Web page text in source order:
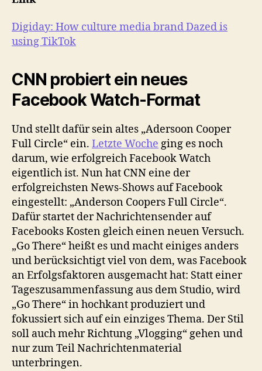
Digiday: How culture media brand Dazed is
using TikTok
CNN probiert ein neues
Facebook Watch-Format
Und stellt dafür sein altes „Adersoon Cooper
Full Circle“ ein. Letzte Woche ging es noch
darum, wie erfolgreich Facebook Watch
eigentlich ist. Nun hat CNN eine der
erfolgreichsten News-Shows auf Facebook
eingestellt: „Anderson Coopers Full Circle“.
Dafür startet der Nachrichtensender auf
Facebooks Kosten gleich einen neuen Versuch.
„Go There“ heißt es und macht einiges anders
und berücksichtigt viel von dem, was Facebook
an Erfolgsfaktoren ausgemacht hat: Statt einer
Tageszusammenfassung aus dem Studio, wird
„Go There“ in hochkant produziert und
fokussiert sich auf ein einziges Thema. Der Stil
soll auch mehr Richtung „Vlogging“ gehen und
nur zum Teil Nachrichtenmaterial
unterbringen.